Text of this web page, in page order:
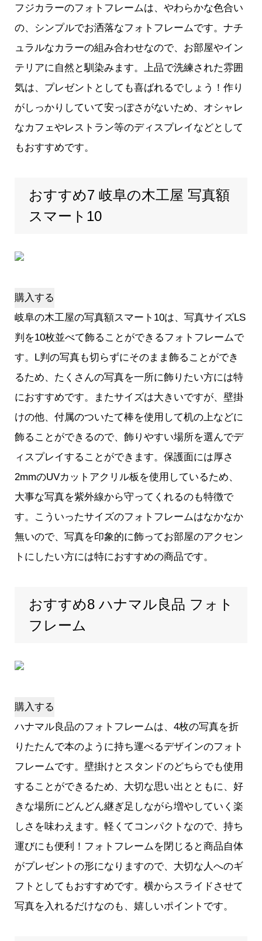
フジカラーのフォトフレームは、やわらかな色合い
の、シンプルでお洒落なフォトフレームです。ナチ
ュラルなカラーの組み合わせなので、お部屋やイン
テリアに自然と馴染みます。上品で洗練された雰囲
気は、プレゼントとしても喜ばれるでしょう！作り
がしっかりしていて安っぽさがないため、オシャレ
なカフェやレストラン等のディスプレイなどとして
もおすすめです。
おすすめ7 岐阜の木工屋 写真額
スマート10
購入する
岐阜の木工屋の写真額スマート10は、写真サイズLS
判を10枚並べて飾ることができるフォトフレームで
す。L判の写真も切らずにそのまま飾ることができ
るため、たくさんの写真を一所に飾りたい方には特
におすすめです。またサイズは大きいですが、壁掛
けの他、付属のついたて棒を使用して机の上などに
飾ることができるので、飾りやすい場所を選んでデ
ィスプレイすることができます。保護面には厚さ
2mmのUVカットアクリル板を使用しているため、
大事な写真を紫外線から守ってくれるのも特徴で
す。こういったサイズのフォトフレームはなかなか
無いので、写真を印象的に飾ってお部屋のアクセン
トにしたい方には特におすすめの商品です。
おすすめ8 ハナマル良品 フォト
フレーム
購入する
ハナマル良品のフォトフレームは、4枚の写真を折
りたたんで本のように持ち運べるデザインのフォト
フレームです。壁掛けとスタンドのどちらでも使用
することができるため、大切な思い出とともに、好
きな場所にどんどん継ぎ足しながら増やしていく楽
しさを味わえます。軽くてコンパクトなので、持ち
運びにも便利！フォトフレームを閉じると商品自体
がプレゼントの形になりますので、大切な人へのギ
フトとしてもおすすめです。横からスライドさせて
写真を入れるだけなのも、嬉しいポイントです。